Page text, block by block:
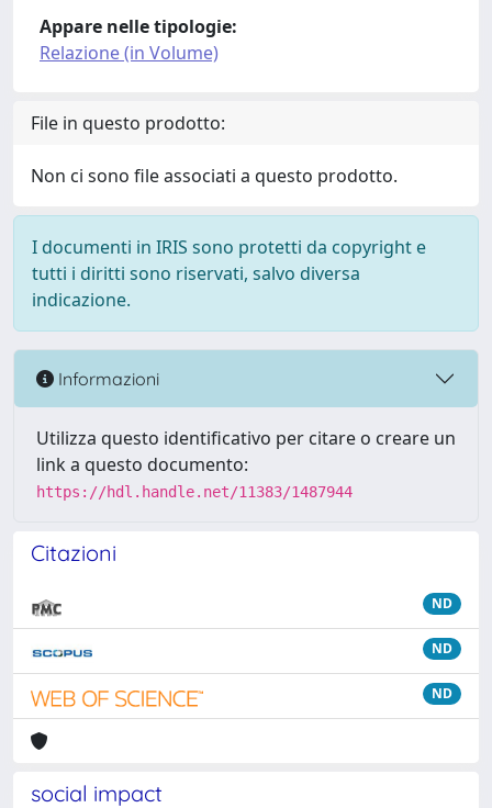
Appare nelle tipologie:
Relazione (in Volume)
File in questo prodotto:
Non ci sono file associati a questo prodotto.
I documenti in IRIS sono protetti da copyright e
tutti i diritti sono riservati, salvo diversa
indicazione.
Informazioni
Utilizza questo identificativo per citare o creare un
link a questo documento:
https://hdl.handle.net/11383/1487944
Citazioni
ND
ND
ND
social impact